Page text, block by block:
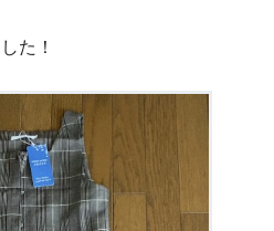
た！